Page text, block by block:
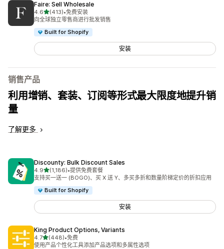
Faire: Sell Wholesale
4.6星（满分 5 星）
(413)
总共 413 条评论
•免费安装
向全球独立零售商进行批发销售
Built for Shopify
安装
销售产品
利用增销、套装、订阅等形式最大限度地提升销
量
了解更多
Discounty: Bulk Discount Sales
4.9星（满分 5 星）
(1,186)
总共 1186 条评论
•提供免费套餐
支持买一送一 (BOGO)、买 X 送 Y、多买多折和数量阶梯定价的折扣应用
Built for Shopify
安装
King Product Options, Variants
4.7星（满分 5 星）
(448)
总共 448 条评论
•免费
使用产品个性化工具添加产品选项和多属性选项